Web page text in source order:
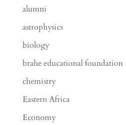
alumni
astrophysics
biology
brahe educational foundation
chemistry
Eastern Africa
Economy